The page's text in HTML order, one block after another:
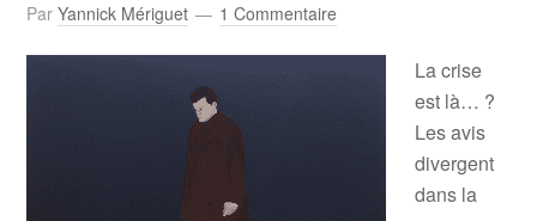
ParYannick Mériguet 1 Commentaire
La crise
est là… ?
Les avis
divergent
dans la